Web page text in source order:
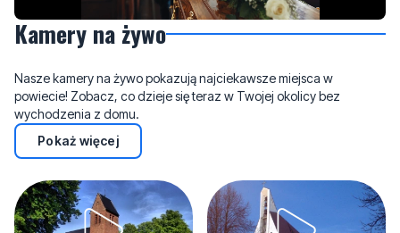
Kamery na żywo
Nasze kamery na żywo pokazują najciekawsze miejsca w
powiecie! Zobacz, co dzieje się teraz w Twojej okolicy bez
wychodzenia z domu.
Pokaż więcej